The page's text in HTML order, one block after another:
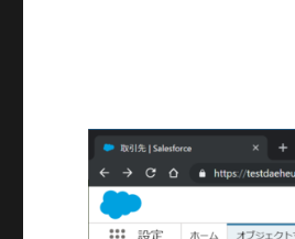
の
コ
ド